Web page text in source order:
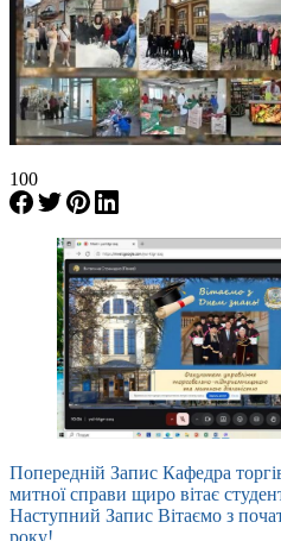
100
Попередній Запис Кафедра
митної справи щиро вітає
Наступний Запис Вітаємо з
року!